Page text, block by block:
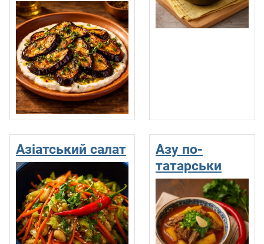
Азіатський салат
Азу по-
татарськи